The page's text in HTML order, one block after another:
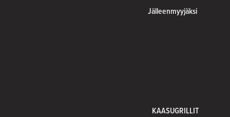
Jälleenmyyjäksi
KAASUGRILLIT